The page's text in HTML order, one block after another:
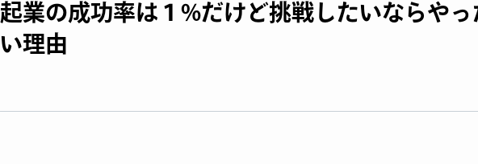
起業の成功率は１%だけど挑戦したいならやっ
い理由